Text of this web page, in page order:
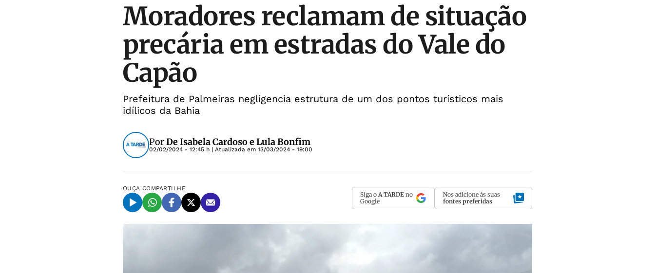
Moradores reclamam de situação
precária em estradas do Vale do
Capão
Prefeitura de Palmeiras negligencia estrutura de um dos pontos turísticos mais
idílicos da Bahia
PorDe Isabela Cardoso e Lula Bonfim
02/02/2024 - 12:45 h | Atualizada em 13/03/2024 - 19:00
OUÇA COMPARTILHE
Siga o A TARDE no
Google
Nos adicione às suas
fontes preferidas